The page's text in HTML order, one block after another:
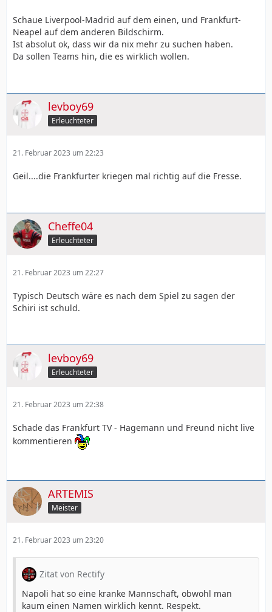
Schaue Liverpool-Madrid auf dem einen, und Frankfurt-
Neapel auf dem anderen Bildschirm.
Ist absolut ok, dass wir da nix mehr zu suchen haben.
Da sollen Teams hin, die es wirklich wollen.
levboy69
Erleuchteter
21. Februar 2023 um 22:23
Geil....die Frankfurter kriegen mal richtig auf die Fresse.
Cheffe04
Erleuchteter
21. Februar 2023 um 22:27
Typisch Deutsch wäre es nach dem Spiel zu sagen der
Schiri ist schuld.
levboy69
Erleuchteter
21. Februar 2023 um 22:38
Schade das Frankfurt TV - Hagemann und Freund nicht live
kommentieren
ARTEMIS
Meister
21. Februar 2023 um 23:20
Zitat von Rectify
Napoli hat so eine kranke Mannschaft, obwohl man
kaum einen Namen wirklich kennt. Respekt.